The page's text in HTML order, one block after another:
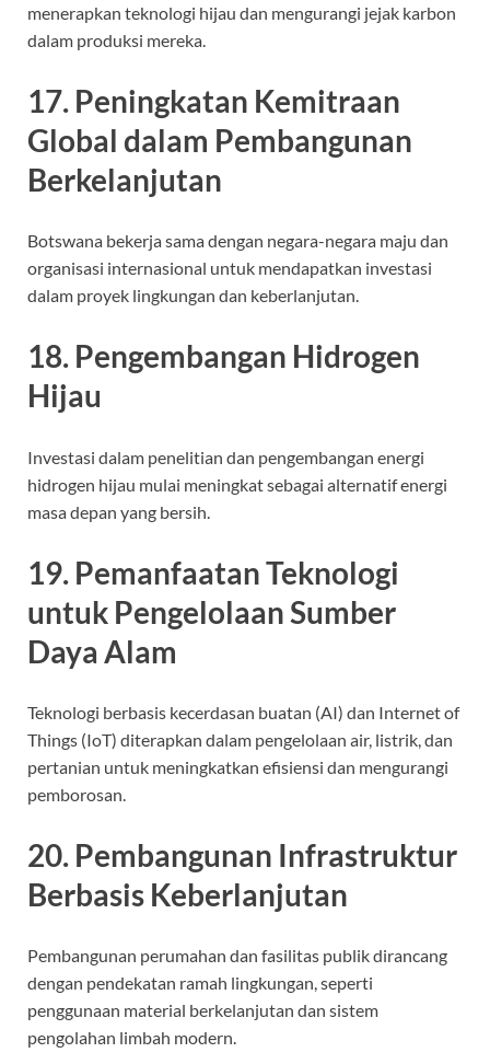
menerapkan teknologi hijau dan mengurangi jejak karbon
dalam produksi mereka.
17. Peningkatan Kemitraan
Global dalam Pembangunan
Berkelanjutan
Botswana bekerja sama dengan negara-negara maju dan
organisasi internasional untuk mendapatkan investasi
dalam proyek lingkungan dan keberlanjutan.
18. Pengembangan Hidrogen
Hijau
Investasi dalam penelitian dan pengembangan energi
hidrogen hijau mulai meningkat sebagai alternatif energi
masa depan yang bersih.
19. Pemanfaatan Teknologi
untuk Pengelolaan Sumber
Daya Alam
Teknologi berbasis kecerdasan buatan (AI) dan Internet of
Things (IoT) diterapkan dalam pengelolaan air, listrik, dan
pertanian untuk meningkatkan efisiensi dan mengurangi
pemborosan.
20. Pembangunan Infrastruktur
Berbasis Keberlanjutan
Pembangunan perumahan dan fasilitas publik dirancang
dengan pendekatan ramah lingkungan, seperti
penggunaan material berkelanjutan dan sistem
pengolahan limbah modern.